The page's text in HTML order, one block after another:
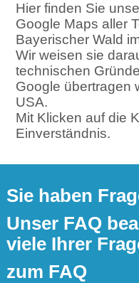
Hier finden Sie
Google Maps aller
Bayerischer Wald
Wir weisen sie
technischen
Google übertragen
USA.
Mit Klicken auf die
Einverständnis.
Sie haben
Unser FAQ
viele Ihrer
zum FAQ